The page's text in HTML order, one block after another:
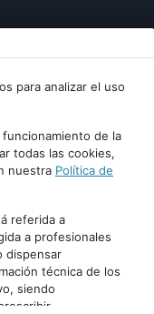
para analizar el uso
de la
todas las cookies,
nuestra Política de
referida a
a profesionales
dispensar
técnica de los
siendo